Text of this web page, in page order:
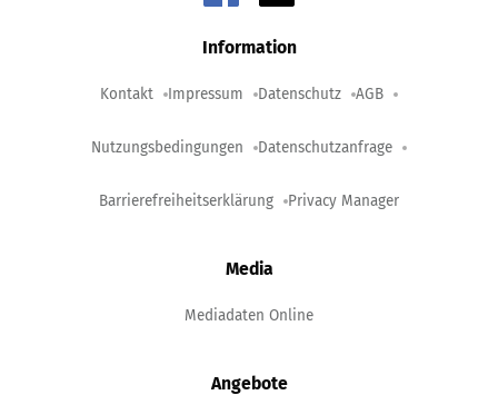
Information
Kontakt Impressum Datenschutz AGB
Nutzungsbedingungen Datenschutzanfrage
Barrierefreiheitserklärung Privacy Manager
Media
Mediadaten Online
Angebote